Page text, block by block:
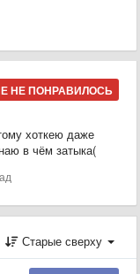
НЕ ПОНРАВИЛОСЬ
хоткею даже
в чём затыка(
Старые сверху